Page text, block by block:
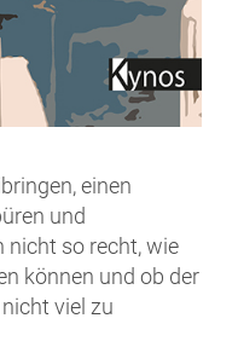
einen
und
nicht so recht, wie
können und ob der
viel zu